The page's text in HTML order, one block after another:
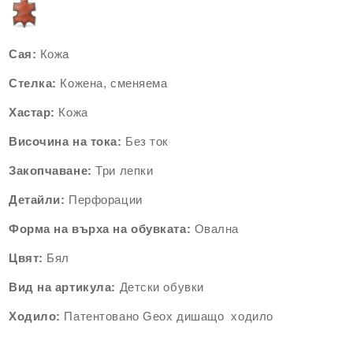
Сая: Кожа
Стелка: Кожена, сменяема
Хастар: Кожа
Височина на тока: Без ток
Закопчаване: Три лепки
Детайли: Перфорации
Форма на върха на обувката: Овална
Цвят: Бял
Вид на артикула: Детски обувки
Ходило: Патентовано Geox дишащо ходило